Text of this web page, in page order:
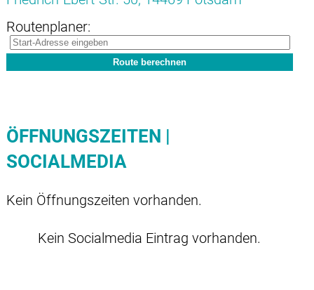
Routenplaner:
ÖFFNUNGSZEITEN |
SOCIALMEDIA
Kein Öffnungszeiten vorhanden.
Kein Socialmedia Eintrag vorhanden.